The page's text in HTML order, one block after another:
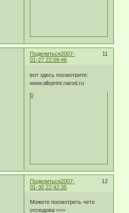
Поделиться 11
2007-
01-27 22:09:46
вот здесь посмотрите:
www.allsprint.narod.ru
0
Поделиться 12
2007-
01-30 22:42:35
Можете посмотреть чето
отсюдова >>>